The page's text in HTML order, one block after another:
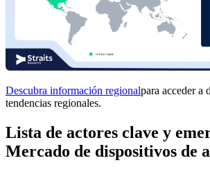
Descubra información regionalpara acceder a
tendencias regionales.
Lista de actores clave y
Mercado de dispositivos de